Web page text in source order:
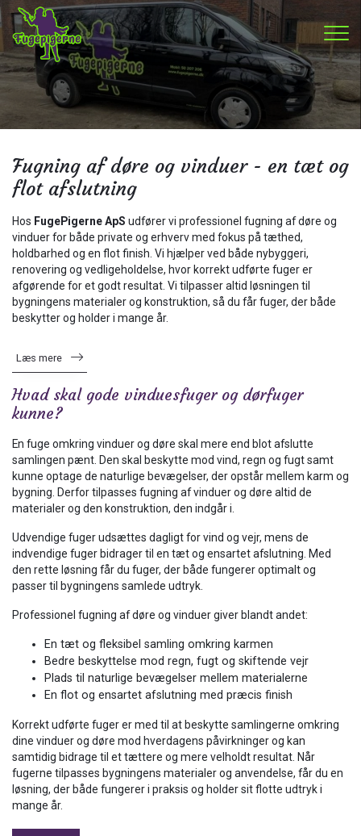
Gå
til
hovedindhold
Fugning af døre og vinduer - en tæt og
flot afslutning
Hos FugePigerne ApS udfører vi professionel fugning af døre og
vinduer for både private og erhverv med fokus på tæthed,
holdbarhed og en flot finish. Vi hjælper ved både nybyggeri,
renovering og vedligeholdelse, hvor korrekt udførte fuger er
afgørende for et godt resultat. Vi tilpasser altid løsningen til
bygningens materialer og konstruktion, så du får fuger, der både
beskytter og holder i mange år.
Læs mere
Hvad skal gode vinduesfuger og dørfuger
kunne?
En fuge omkring vinduer og døre skal mere end blot afslutte
samlingen pænt. Den skal beskytte mod vind, regn og fugt samt
kunne optage de naturlige bevægelser, der opstår mellem karm og
bygning. Derfor tilpasses fugning af vinduer og døre altid de
materialer og den konstruktion, den indgår i.
Udvendige fuger udsættes dagligt for vind og vejr, mens de
indvendige fuger bidrager til en tæt og ensartet afslutning. Med
den rette løsning får du fuger, der både fungerer optimalt og
passer til bygningens samlede udtryk.
Professionel fugning af døre og vinduer giver blandt andet:
En tæt og fleksibel samling omkring karmen
Bedre beskyttelse mod regn, fugt og skiftende vejr
Plads til naturlige bevægelser mellem materialerne
En flot og ensartet afslutning med præcis finish
Korrekt udførte fuger er med til at beskytte samlingerne omkring
dine vinduer og døre mod hverdagens påvirkninger og kan
samtidig bidrage til et tættere og mere velholdt resultat. Når
fugerne tilpasses bygningens materialer og anvendelse, får du en
løsning, der både fungerer i praksis og holder sit flotte udtryk i
mange år.